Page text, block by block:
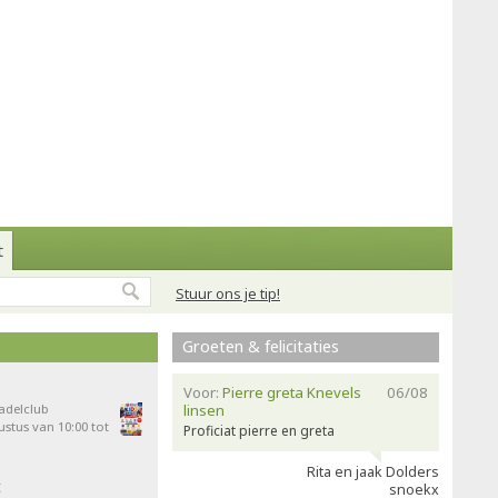
Stuur ons je tip!
van 10:00 tot
Groeten & felicitaties
06/08
Voor: Pierre greta Knevels
linsen
Proficiat pierre en greta
Rita en jaak Dolders
snoekx